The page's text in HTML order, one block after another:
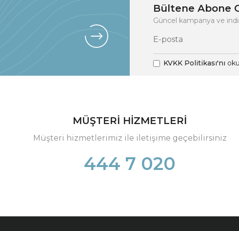
Bültene Abone
Güncel kampanya ve
KVKK Politikası'nı
MÜŞTERİ HİZMETLERİ
Müşteri hizmetlerimiz ile iletişime geçebilirsiniz
444 7 020